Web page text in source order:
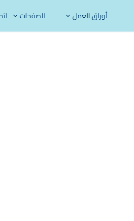
أوراق العمل الصفحات